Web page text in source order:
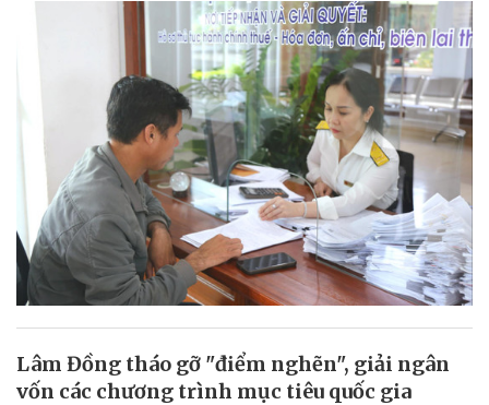
Lâm Đồng tháo gỡ "điểm nghẽn", giải ngân
vốn các chương trình mục tiêu quốc gia